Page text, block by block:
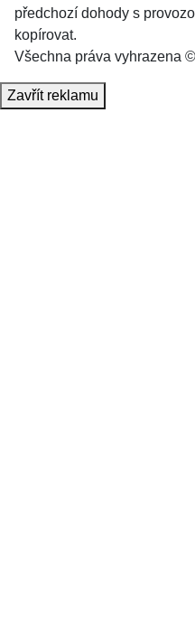
předchozí dohody s
kopírovat.
Všechna práva vyhrazena
Zavřít reklamu